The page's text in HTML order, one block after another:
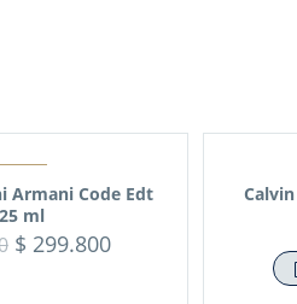
Armani Code Edt
ml
$ 299.800